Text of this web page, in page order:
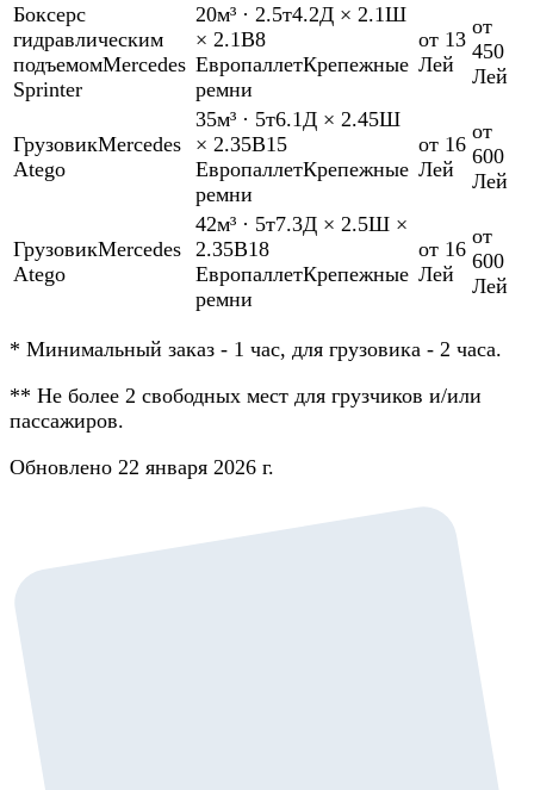
Боксерс
гидравлическим
подъемомMercedes
Sprinter
20м³ · 2.5т4.2Д × 2.1Ш
× 2.1В8
ЕвропаллетКрепежные
ремни
от 13
Лей
от
450
Лей
ГрузовикMercedes
Atego
35м³ · 5т6.1Д × 2.45Ш
× 2.35В15
ЕвропаллетКрепежные
ремни
от 16
Лей
от
600
Лей
ГрузовикMercedes
Atego
42м³ · 5т7.3Д × 2.5Ш ×
2.35В18
ЕвропаллетКрепежные
ремни
от 16
Лей
от
600
Лей
* Минимальный заказ - 1 час, для грузовика - 2 часа.
** Не более 2 свободных мест для грузчиков и/или
пассажиров.
Обновлено 22 января 2026 г.